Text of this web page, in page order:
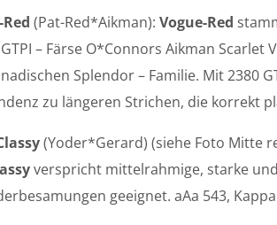
(Pat-Red*Aikman):Vogue-Red
– Färse O*Connors Aikman
Splendor – Familie. Mit 2380
zu längeren Strichen, die korrekt
(Yoder*Gerard) (siehe Foto Mitte
verspricht mittelrahmige, starke
geeignet. aAa 543, Kappa